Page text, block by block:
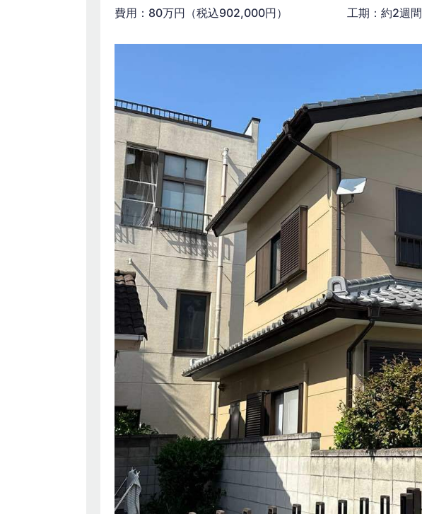
費用：80万円（税込902,000円） 工期：約2週間